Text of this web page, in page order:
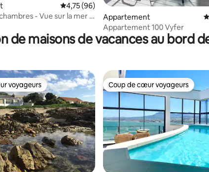
de 126 commentaires : 4,87 sur 5
Évaluation moyenne sur la base de 96
4,75 (96)
- Vue sur la mer -
Appartement
Appartement 100 Vyfer
de maisons de vacances au bord
voyageurs
voyageurs Coup de cœur voyageurs
Coup de cœur voyageurs